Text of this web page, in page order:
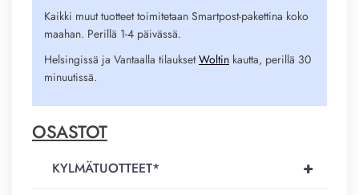
Kaikki muut tuotteet toimitetaan Smartpost-pakettina koko
maahan. Perillä 1-4 päivässä.
Helsingissä ja Vantaalla tilauksetWoltin kautta, perillä 30
minuutissä.
OSASTOT
+
KYLMÄTUOTTEET*